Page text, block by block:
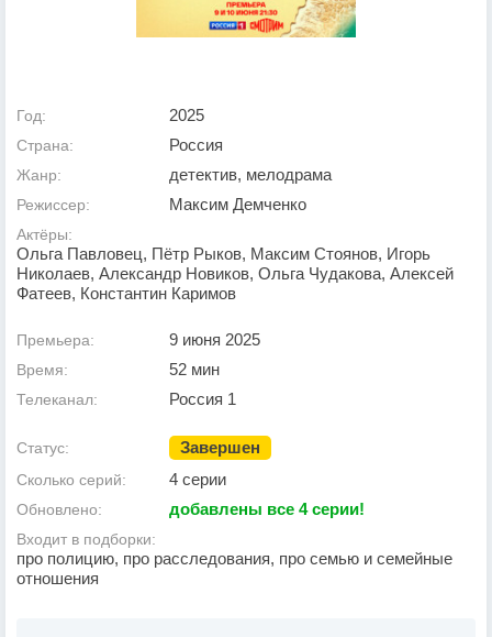
Год: 2025
Страна: Россия
Жанр: детектив, мелодрама
Режиссер: Максим Демченко
Актёры:
Ольга Павловец, Пётр Рыков, Максим Стоянов, Игорь
Николаев, Александр Новиков, Ольга Чудакова, Алексей
Фатеев, Константин Каримов
Премьера: 9 июня 2025
Время: 52 мин
Телеканал: Россия 1
Статус: Завершен
Сколько серий: 4 серии
Обновлено: добавлены все 4 серии!
Входит в подборки:
про полицию, про расследования, про семью и семейные
отношения